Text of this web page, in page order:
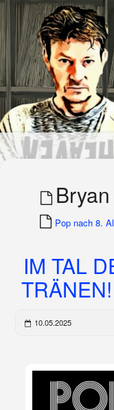
Pop nach 8.
IM TAL
10.05.2025